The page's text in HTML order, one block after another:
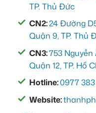
TP. Thủ Đức
CN2:24 Đường
Quận 9, TP. Thủ
CN3:753
Quận 12, TP. Hồ
Hotline:0977
Website: